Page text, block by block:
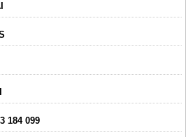
184 099